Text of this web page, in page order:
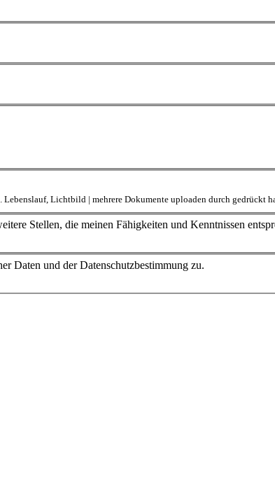
Lebenslauf, Lichtbild | mehrere Dokumente uploaden durch gedrückt
Stellen, die meinen Fähigkeiten und Kenntnissen
Daten und der Datenschutzbestimmung zu.